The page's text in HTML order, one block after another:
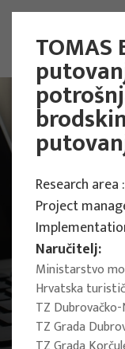
Main Projects
Research area :
Project
Naručitelj:
Ministarstvo
Hrvatska
TZ
TZ Grada